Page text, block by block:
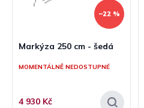
–22 %
Markýza 250 cm - šedá
MOMENTÁLNĚ NEDOSTUPNÉ
4 930 Kč